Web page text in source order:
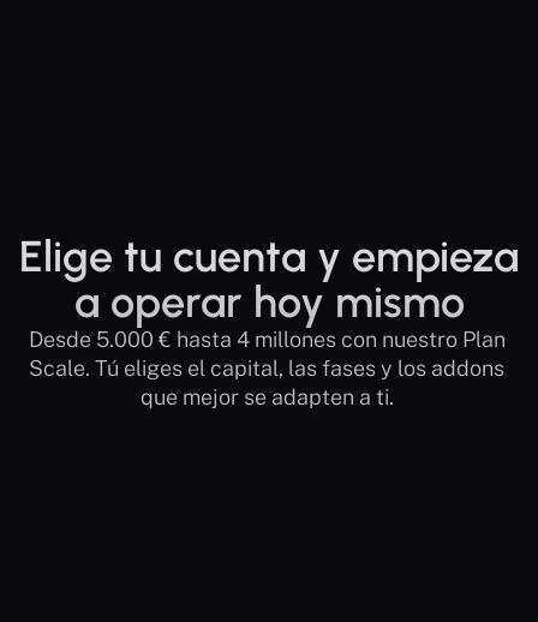
Elige tu cuenta y empieza
a operar hoy mismo
Desde 5.000 € hasta 4 millones con nuestro Plan
Scale. Tú eliges el capital, las fases y los addons
que mejor se adapten a ti.